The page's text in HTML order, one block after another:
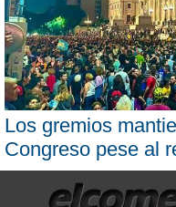
Los gremios
Congreso pese al